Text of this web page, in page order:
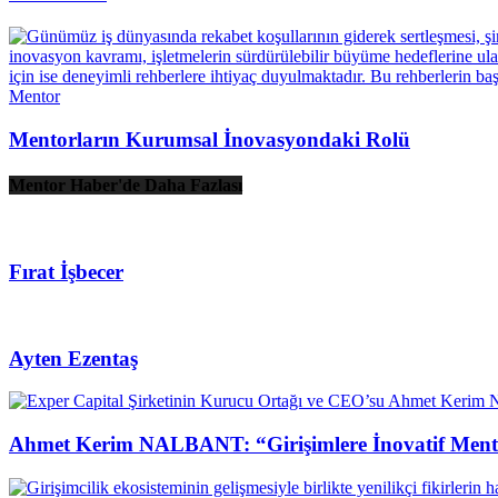
Mentor
Mentorların Kurumsal İnovasyondaki Rolü
Mentor Haber'de Daha Fazlası
Fırat İşbecer
Ayten Ezentaş
Ahmet Kerim NALBANT: “Girişimlere İnovatif